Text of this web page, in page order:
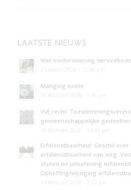
LAATSTE NIEUWS
Wet modernisering
Matiging boete
VvE recht:
gemeenschappelijke gedeelten
Erfdienstbaarheid. Geschil
erfdienstbaarheid van weg.
sluiten en uitoefening
Opheffing/wijziging